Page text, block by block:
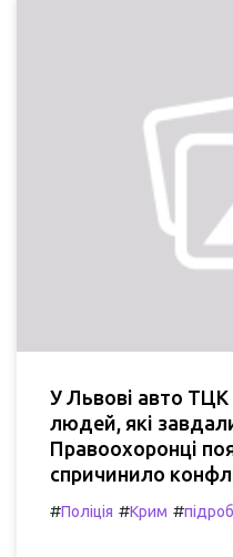
У Львові авто ТЦК
людей, які
Правоохоронці
спричинило
#Поліція #Крим #